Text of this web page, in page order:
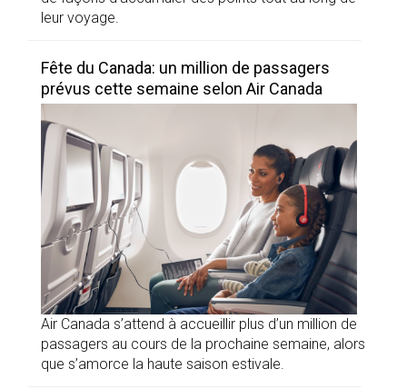
leur voyage.
Fête du Canada: un million de passagers
prévus cette semaine selon Air Canada
Air Canada s’attend à accueillir plus d’un million de
passagers au cours de la prochaine semaine, alors
que s’amorce la haute saison estivale.